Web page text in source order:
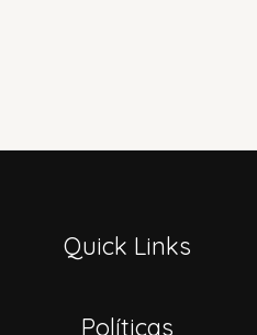
Quick Links
Políticas